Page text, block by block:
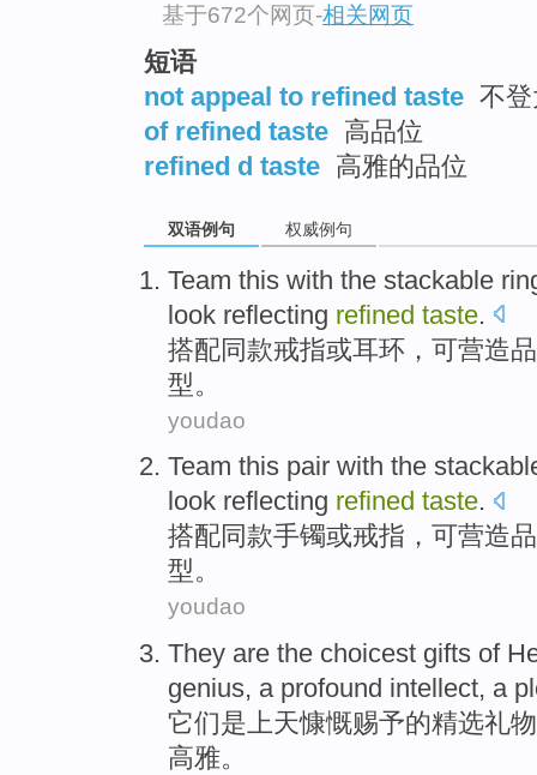
基于672个网页-相关网页
短语
not appeal to refined taste 不
of refined taste 高品位
refined d taste 高雅的品位
双语例句 权威例句
Team this with the stackable
look reflecting refined taste.
搭配同款戒指或耳环 ，可营造
型。
youdao
Team this pair with the
look reflecting refined taste.
搭配同款手镯或戒指 ，可营造
型。
youdao
They are the choicest gifts of
genius, a profound intellect, a
它们是上天慷慨赐予的精选礼物
高雅。